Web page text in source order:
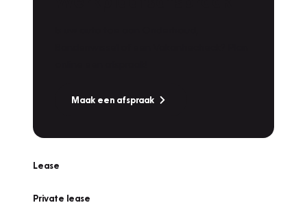
Maak een afspraak
Lease
Private lease